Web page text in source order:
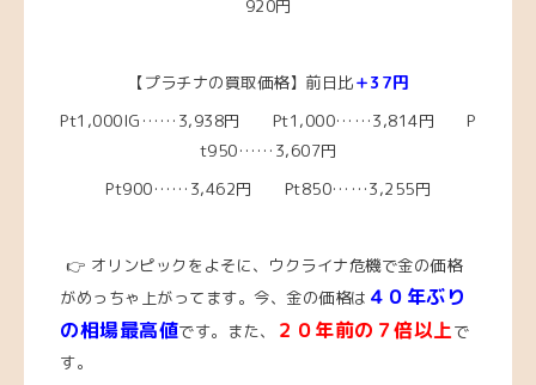
920円
【プラチナの買取価格】前日比＋37円
Pt1,000IG……3,938円 Pt1,000……3,814円 P
t950……3,607円
Pt900……3,462円 Pt850……3,255円
👉 オリンピックをよそに、ウクライナ危機で金の価格
がめっちゃ上がってます。 今、 金の価格は ４０年ぶり
の相場最高値です。また、 ２０年前の７倍以上で
す。